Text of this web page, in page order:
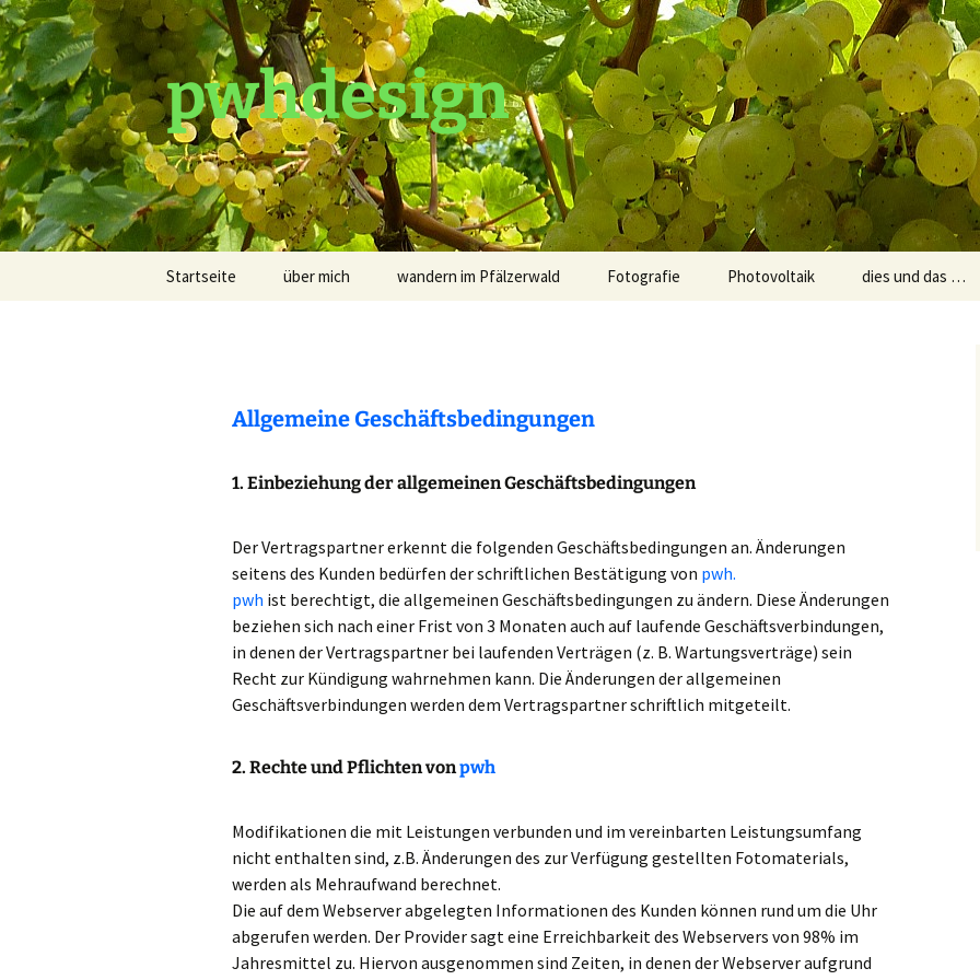
pwhdesign
Startseite über mich wandern im Pfälzerwald
Foto-Touren
Marathon-Touren
Elwetritsche
Fotografie Photovoltaik dies und das …
Sprüche und
Allgemeine Geschäftsbedingungen
1. Einbeziehung der allgemeinen Geschäftsbedingungen
Der Vertragspartner erkennt die folgenden Geschäftsbedingungen an. Änderungen
seitens des Kunden bedürfen der schriftlichen Bestätigung von pwh.
pwh ist berechtigt, die allgemeinen Geschäftsbedingungen zu ändern. Diese Änderungen
beziehen sich nach einer Frist von 3 Monaten auch auf laufende Geschäftsverbindungen,
in denen der Vertragspartner bei laufenden Verträgen (z. B. Wartungsverträge) sein
Recht zur Kündigung wahrnehmen kann. Die Änderungen der allgemeinen
Geschäftsverbindungen werden dem Vertragspartner schriftlich mitgeteilt.
2. Rechte und Pflichten vonpwh
Modifikationen die mit Leistungen verbunden und im vereinbarten Leistungsumfang
nicht enthalten sind, z.B. Änderungen des zur Verfügung gestellten Fotomaterials,
werden als Mehraufwand berechnet.
Die auf dem Webserver abgelegten Informationen des Kunden können rund um die Uhr
abgerufen werden. Der Provider sagt eine Erreichbarkeit des Webservers von 98% im
Jahresmittel zu. Hiervon ausgenommen sind Zeiten, in denen der Webserver aufgrund